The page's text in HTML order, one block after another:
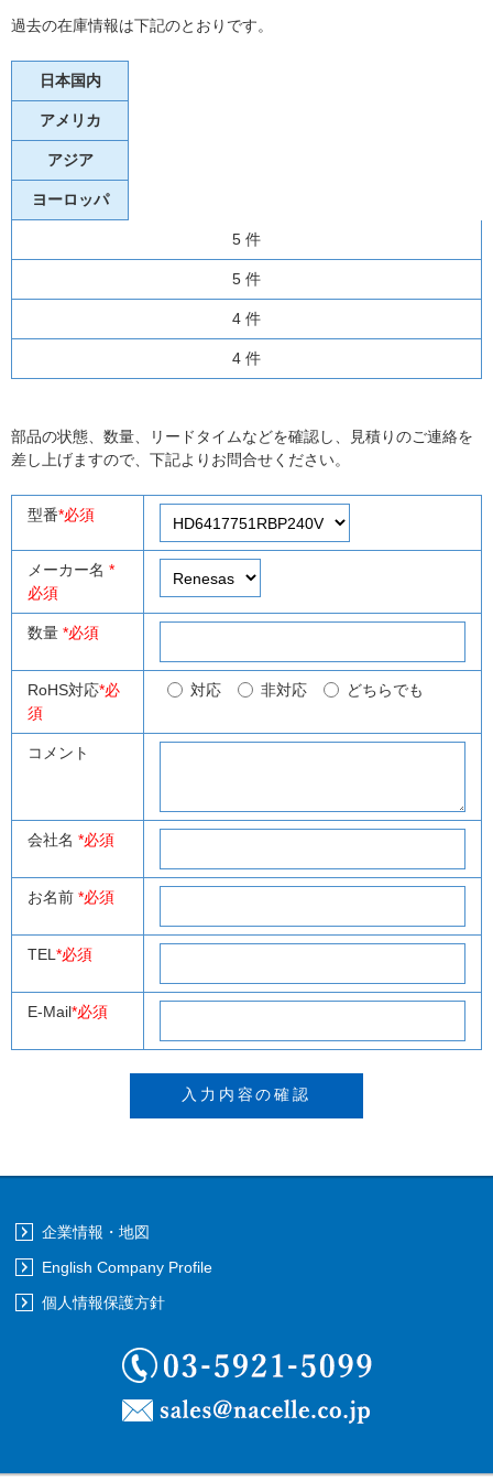
過去の在庫情報は下記のとおりです。
日本国内
アメリカ
アジア
ヨーロッパ
5 件
5 件
4 件
4 件
部品の状態、数量、リードタイムなどを確認し、見積りのご連絡を
差し上げますので、下記よりお問合せください。
型番*必須
メーカー名 *
必須
数量 *必須
RoHS対応*必
須
対応 非対応 どちらでも
コメント
会社名 *必須
お名前 *必須
TEL *必須
E-Mail*必須
企業情報・地図
English Company Profile
個人情報保護方針